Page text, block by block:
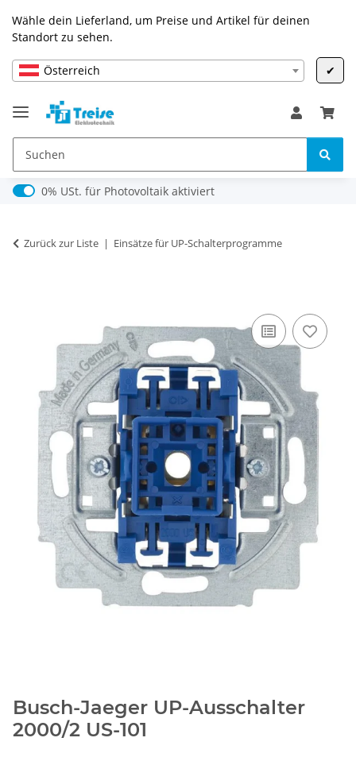
Wähle dein Lieferland, um Preise und Artikel für deinen
Standort zu sehen.
Österreich ✔
0% USt. für Photovoltaik (§ 12 Abs. 3 UStG)
0% USt. für Photovoltaik aktiviert
Zurück zur Liste Einsätze für UP-Schalterprogramme
Busch-Jaeger UP-Ausschalter
2000/2 US-101